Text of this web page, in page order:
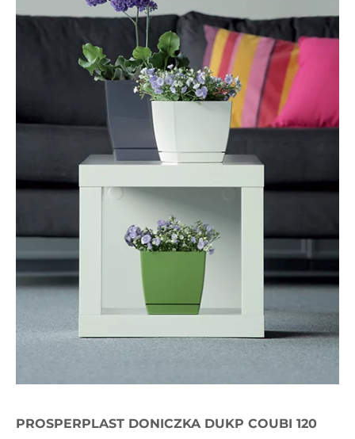
PROSPERPLAST DONICZKA DUKP COUBI 120